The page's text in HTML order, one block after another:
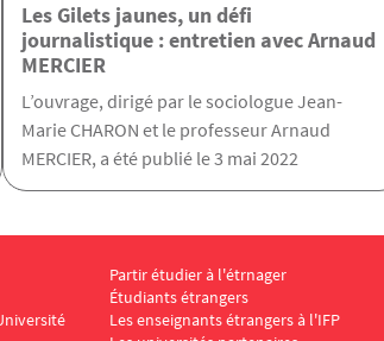
Les Gilets jaunes, un défi
journalistique : entretien avec Arnaud
MERCIER
L’ouvrage, dirigé par le sociologue Jean-
Marie CHARON et le professeur Arnaud
MERCIER, a été publié le 3 mai 2022
2 Menu Footer IFP 3
Partir étudier à l'étrnager
Étudiants étrangers
Les enseignants étrangers à l'IFP